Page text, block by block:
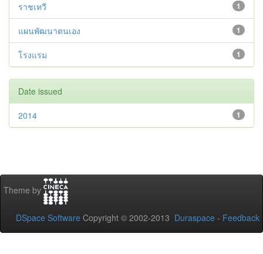
1
ราชเทวี
1
แผนพัฒนาตนเอง
1
โรงแรม
Date issued
1
2014
Theme by
DSpace Software Copyright © 2002-2013 Duraspace - Feedback